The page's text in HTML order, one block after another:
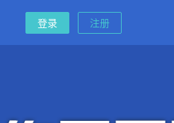
登录 注册